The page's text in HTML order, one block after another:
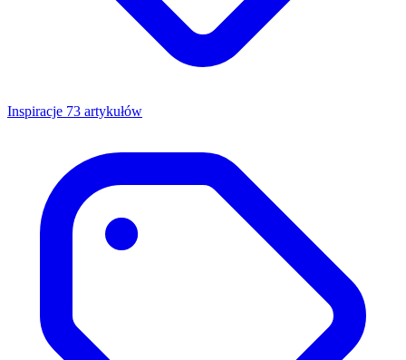
Inspiracje 73 artykułów